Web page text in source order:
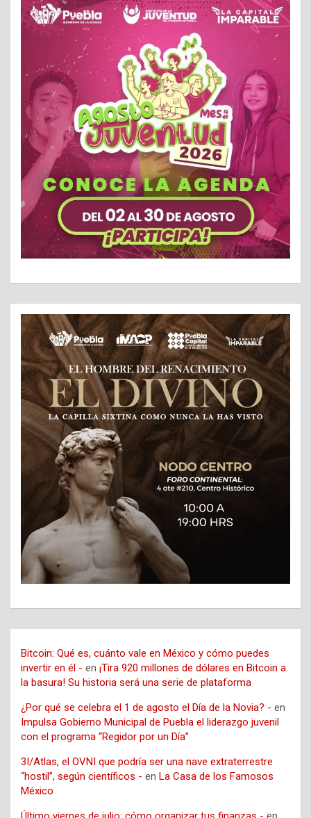
Bitcoin: Qué es, cuánto vale en México y cómo puedes
invertir en él - en ¡Tira 920 millones de dólares en Bitcoin a
la basura! Su historia será una serie de plataforma
¿Por qué se celebra el 1 de agosto el Día de la Novia? - en
Impulsa Gobierno Municipal de Puebla el liderazgo juvenil
con el programa “Regidor por un Día”
3I/Atlas, el OVNI que podría ser una nave extraterrestre
“hostil”, según científicos - en La Casa de los Famosos
México